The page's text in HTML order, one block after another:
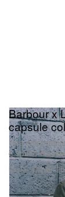
Moda
Barbour x
capsule
Una
e spirito
Oct 30,